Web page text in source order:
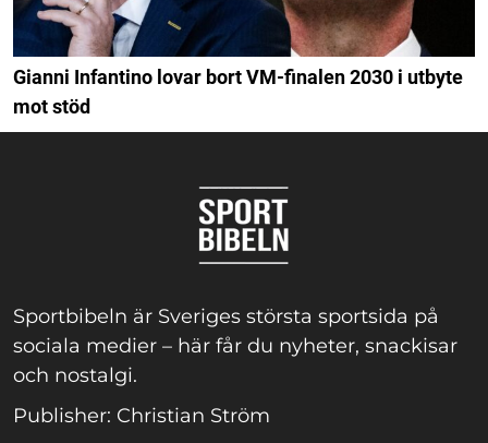
Gianni Infantino lovar bort VM-finalen 2030 i utbyte
mot stöd
Sportbibeln är Sveriges största sportsida på
sociala medier – här får du nyheter, snackisar
och nostalgi.
Publisher: Christian Ström